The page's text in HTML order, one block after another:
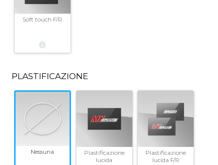
Soft touch F/R
PLASTIFICAZIONE
Nessuna
Plastificazione
lucida
Plastificazione
lucida F/R